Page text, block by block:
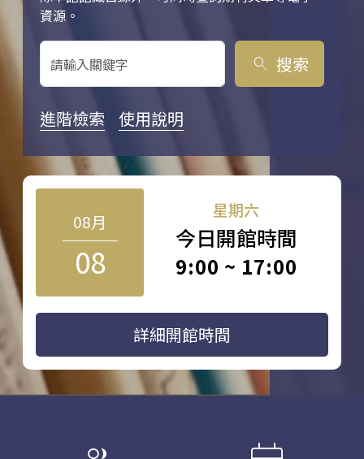
資源。
search 搜索
進階檢索 使用說明
08月
08
星期六
今日開館時間
9:00 ~ 17:00
詳細開館時間